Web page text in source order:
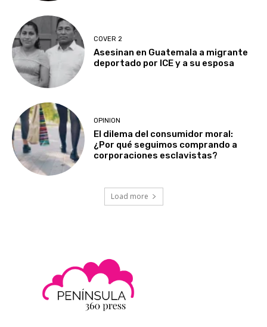
COVER 2
Asesinan en Guatemala a migrante
deportado por ICE y a su esposa
OPINION
El dilema del consumidor moral:
¿Por qué seguimos comprando a
corporaciones esclavistas?
Load more